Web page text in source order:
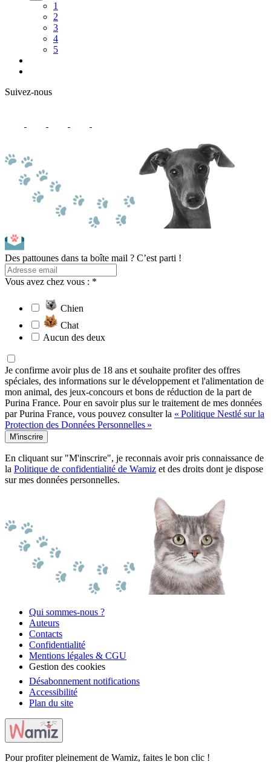
1
2
3
4
5
Suivez-nous
Des pattounes dans ta boîte mail ? C’est parti !
Vous avez chez vous : *
Chien
Chat
Aucun des deux
Je confirme avoir plus de 18 ans et souhaite profiter des offres
spéciales, des informations sur le développement et l'alimentation de
mon animal, des jeux-concours et bons de réduction de la part de
Purina France. Pour en savoir plus sur le traitement de mes données
par Purina France, vous pouvez consulter la « Politique Nestlé sur la
Protection des Données Personnelles »
M'inscrire
En cliquant sur "M'inscrire", je reconnais avoir pris connaissance de
la Politique de confidentialité de Wamiz et des droits dont je dispose
sur mes données personnelles.
Qui sommes-nous ?
Auteurs
Contacts
Confidentialité
Mentions légales & CGU
Gestion des cookies
Désabonnement notifications
Accessibilité
Plan du site
Pour profiter pleinement de Wamiz, faites le bon clic !